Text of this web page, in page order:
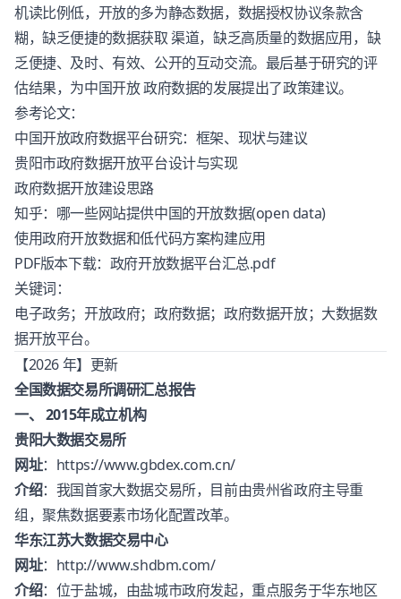
机读比例低，开放的多为静态数据，数据授权协议条款含
糊，缺乏便捷的数据获取 渠道，缺乏高质量的数据应用，缺
乏便捷、及时、有效、公开的互动交流。最后基于研究的评
估结果，为中国开放 政府数据的发展提出了政策建议。
参考论文：
中国开放政府数据平台研究：框架、现状与建议
贵阳市政府数据开放平台设计与实现
政府数据开放建设思路
知乎：哪一些网站提供中国的开放数据(open data)
使用政府开放数据和低代码方案构建应用
PDF版本下载： 政府开放数据平台汇总.pdf
关键词：
电子政务；开放政府；政府数据；政府数据开放；大数据数
据开放平台。
【2026 年】更新
全国数据交易所调研汇总报告
一、 2015年成立机构
贵阳大数据交易所
网址： https://www.gbdex.com.cn/
介绍：我国首家大数据交易所，目前由贵州省政府主导重
组，聚焦数据要素市场化配置改革。
华东江苏大数据交易中心
网址： http://www.shdbm.com/
介绍：位于盐城，由盐城市政府发起，重点服务于华东地区